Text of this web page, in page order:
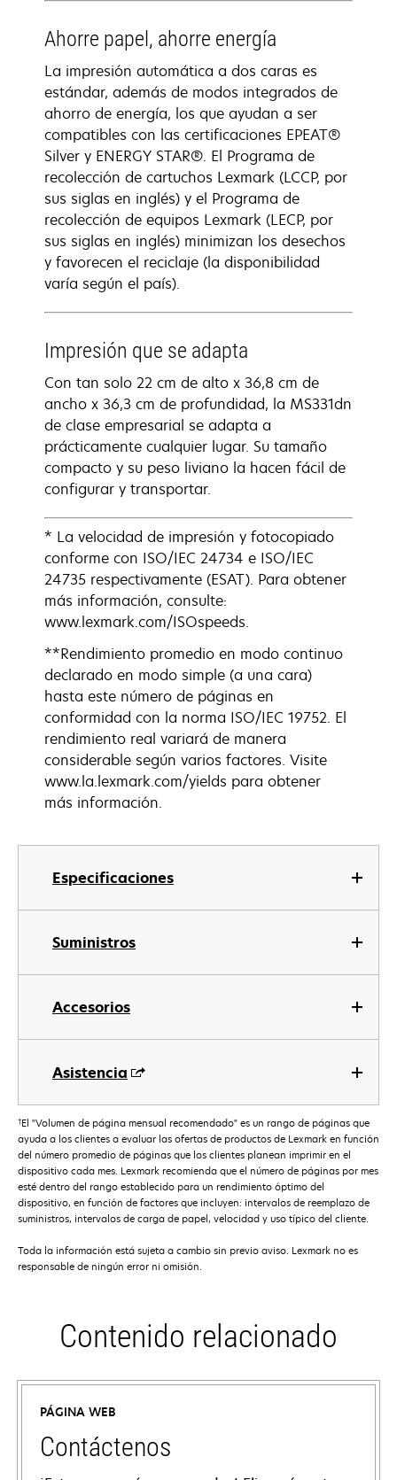
Especificaciones
Suministros
Accesorios
Asistencia
Ahorre papel, ahorre energía
La impresión automática a dos caras es
estándar, además de modos integrados de
ahorro de energía, los que ayudan a ser
compatibles con las certificaciones EPEAT®
Silver y ENERGY STAR®. El Programa de
recolección de cartuchos Lexmark (LCCP, por
sus siglas en inglés) y el Programa de
recolección de equipos Lexmark (LECP, por
sus siglas en inglés) minimizan los desechos
y favorecen el reciclaje (la disponibilidad
varía según el país).
Impresión que se adapta
Con tan solo 22 cm de alto x 36,8 cm de
ancho x 36,3 cm de profundidad, la MS331dn
de clase empresarial se adapta a
prácticamente cualquier lugar. Su tamaño
compacto y su peso liviano la hacen fácil de
configurar y transportar.
* La velocidad de impresión y fotocopiado
conforme con ISO/IEC 24734 e ISO/IEC
24735 respectivamente (ESAT). Para obtener
más información, consulte:
www.lexmark.com/ISOspeeds.
**Rendimiento promedio en modo continuo
declarado en modo simple (a una cara)
hasta este número de páginas en
conformidad con la norma ISO/IEC 19752. El
rendimiento real variará de manera
considerable según varios factores. Visite
www.la.lexmark.com/yields para obtener
más información.
†El "Volumen de página mensual recomendado" es un rango de páginas que
ayuda a los clientes a evaluar las ofertas de productos de Lexmark en función
del número promedio de páginas que los clientes planean imprimir en el
dispositivo cada mes. Lexmark recomienda que el número de páginas por mes
esté dentro del rango establecido para un rendimiento óptimo del
dispositivo, en función de factores que incluyen: intervalos de reemplazo de
suministros, intervalos de carga de papel, velocidad y uso típico del cliente.
Toda la información está sujeta a cambio sin previo aviso. Lexmark no es
responsable de ningún error ni omisión.
Contenido relacionado
PÁGINA WEB
Contáctenos